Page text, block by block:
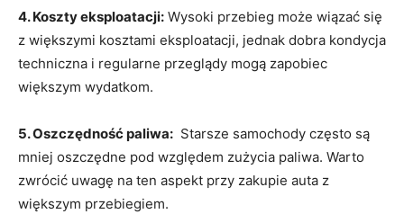
4. Koszty eksploatacji: Wysoki przebieg może wiązać się
z większymi kosztami eksploatacji, jednak ⁢dobra kondycja
techniczna i ⁤regularne przeglądy mogą zapobiec
większym wydatkom.
5. Oszczędność paliwa: ​ Starsze‌ samochody często są ​
mniej⁤ oszczędne ‍pod względem​ zużycia paliwa. Warto
zwrócić uwagę na ten aspekt przy zakupie auta z
większym przebiegiem.